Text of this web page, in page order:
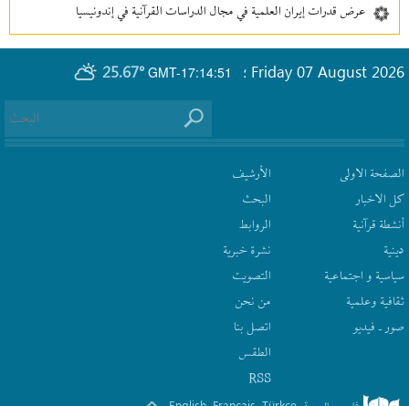
عرض قدرات إيران العلمية في مجال الدراسات القرآنية في إندونيسيا
GMT-17:14:51
25.67° Friday 07 August 2026 ؛
الصفحة الاولى
كل الاخبار
أنشطة قرآنیة
دينية
سیاسیة و اجتماعیة
ثقافیة وعلمیة
صور ـ فيديو
الأرشیف
البحث
الروابط
نشرة‌ خبریة
التصويت
من نحن
اتصل بنا
الطقس
RSS